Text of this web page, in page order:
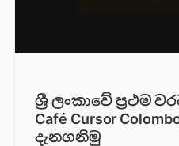
ශ්‍රී ලංකාවේ ප්‍රථම
Café Cursor
දැනගනිමු